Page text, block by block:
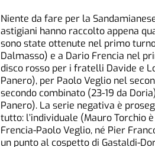
Niente da fare per la
astigiani hanno raccolto appena
sono state ottenute nel primo
Dalmasso) e a Dario Frencia nel
disco rosso per i fratelli Davide e
Panero), per Paolo Veglio nel
secondo combinato (23-19 da
Panero). La serie negativa è
tutto: l’individuale (Mauro Torchio
Frencia-Paolo Veglio, né Pier
un punto al cospetto di Gastaldi-